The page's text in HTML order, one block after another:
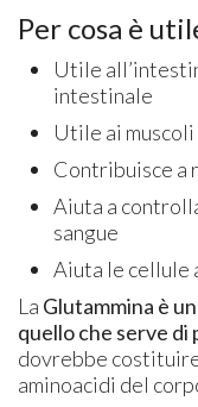
Per cosa è
Utile
intestinale
Utile ai
Contribuisce a
Aiuta a
sangue
Aiuta le cellule
La Glutammina è
quello che serve di
dovrebbe
aminoacidi del